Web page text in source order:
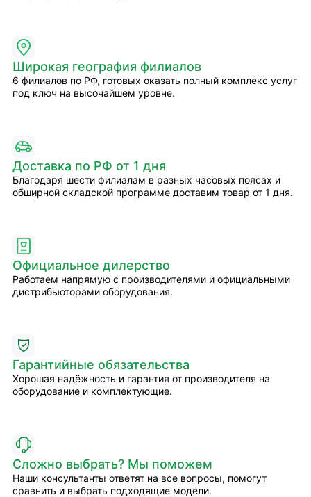
Широкая география филиалов
6 филиалов по РФ, готовых оказать полный комплекс услуг
под ключ на высочайшем уровне.
Доставка по РФ от 1 дня
Благодаря шести филиалам в разных часовых поясах и
обширной складской программе доставим товар от 1 дня.
Официальное дилерство
Работаем напрямую с производителями и официальными
дистрибьюторами оборудования.
Гарантийные обязательства
Хорошая надёжность и гарантия от производителя на
оборудование и комплектующие.
Сложно выбрать? Мы поможем
Наши консультанты ответят на все вопросы, помогут
сравнить и выбрать подходящие модели.